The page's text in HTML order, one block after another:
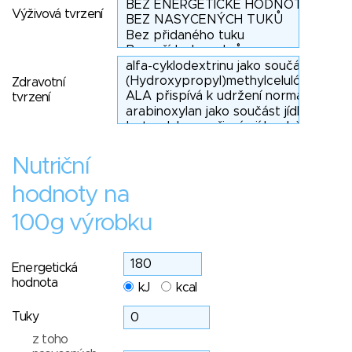
Výživová tvrzení
Zdravotní
tvrzení
Nutriční
hodnoty na
100g výrobku
Energetická
hodnota
kJ kcal
Tuky
z toho